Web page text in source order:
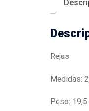
Rejas
Medidas:
Peso: 19,5